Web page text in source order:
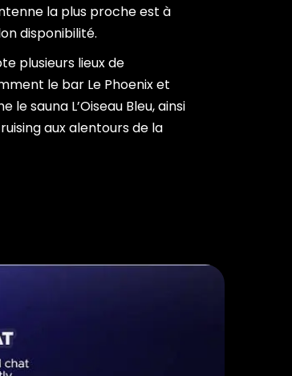
la plus proche est à
disponibilité.
plusieurs lieux de
le bar Le Phoenix et
sauna L’Oiseau Bleu, ainsi
aux alentours de la